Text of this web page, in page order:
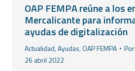
OAP FEMPA reúne a los
Mercalicante para
ayudas de digitalización
Actualidad,Ayudas,OAP FEMPA Por
26 abril 2022